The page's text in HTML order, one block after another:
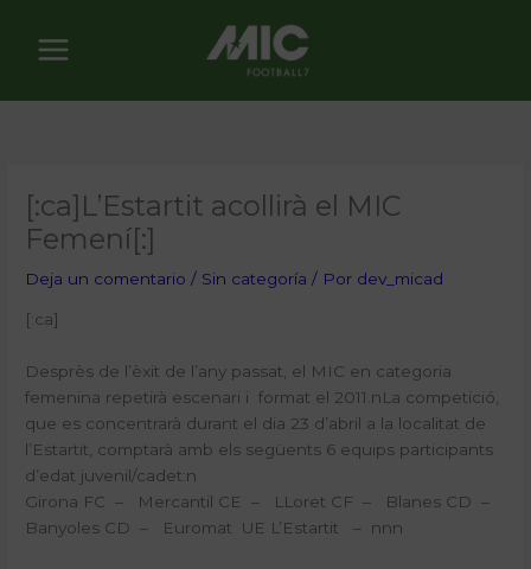
contenido
[:ca]L’Estartit acollirà el MIC
Femení[:]
Deja un comentario / Sin categoría / Por dev_micad
[:ca]
Desprès de l’èxit de l’any passat, el MIC en categoria
femenina repetirà escenari i format el 2011.nLa competició,
que es concentrarà durant el dia 23 d’abril a la localitat de
l’Estartit, comptarà amb els següents 6 equips participants
d’edat juvenil/cadet:n
Girona FC – Mercantil CE – LLoret CF – Blanes CD –
Banyoles CD – Euromat UE L’Estartit – nnn